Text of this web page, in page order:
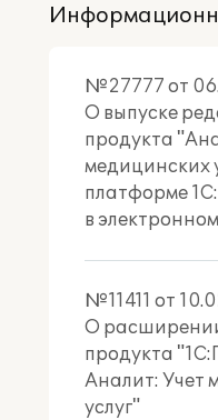
№27777 от
О выпуске
продукта
медицинских
платформе
в
№11411 от
О
продукта
Аналит: Учет
услуг"